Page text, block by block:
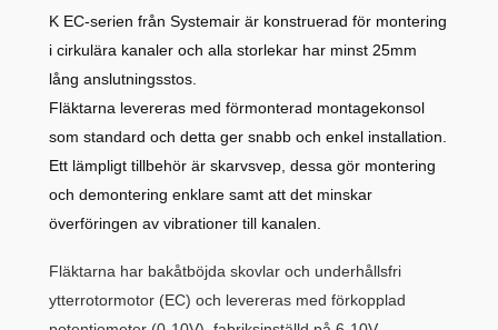
K EC-serien från Systemair är konstruerad för montering
i cirkulära kanaler och alla storlekar har minst 25mm
lång anslutningsstos.
Fläktarna levereras med förmonterad montagekonsol
som standard och detta ger snabb och enkel installation.
Ett lämpligt tillbehör är skarvsvep, dessa gör montering
och demontering enklare samt att det minskar
överföringen av vibrationer till kanalen.
Fläktarna har bakåtböjda skovlar och underhållsfri
ytterrotormotor (EC) och levereras med förkopplad